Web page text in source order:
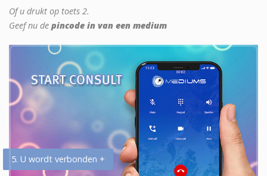
Of u drukt op toets 2.
Geef nu de pincode in van een medium
5. U wordt verbonden +